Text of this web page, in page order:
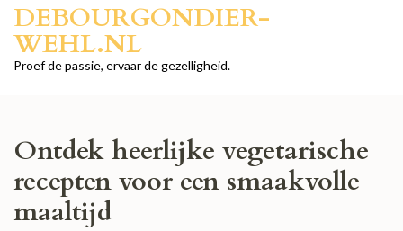
DEBOURGONDIER-
WEHL.NL
Proef de passie, ervaar de gezelligheid.
Ontdek heerlijke vegetarische
recepten voor een smaakvolle
maaltijd